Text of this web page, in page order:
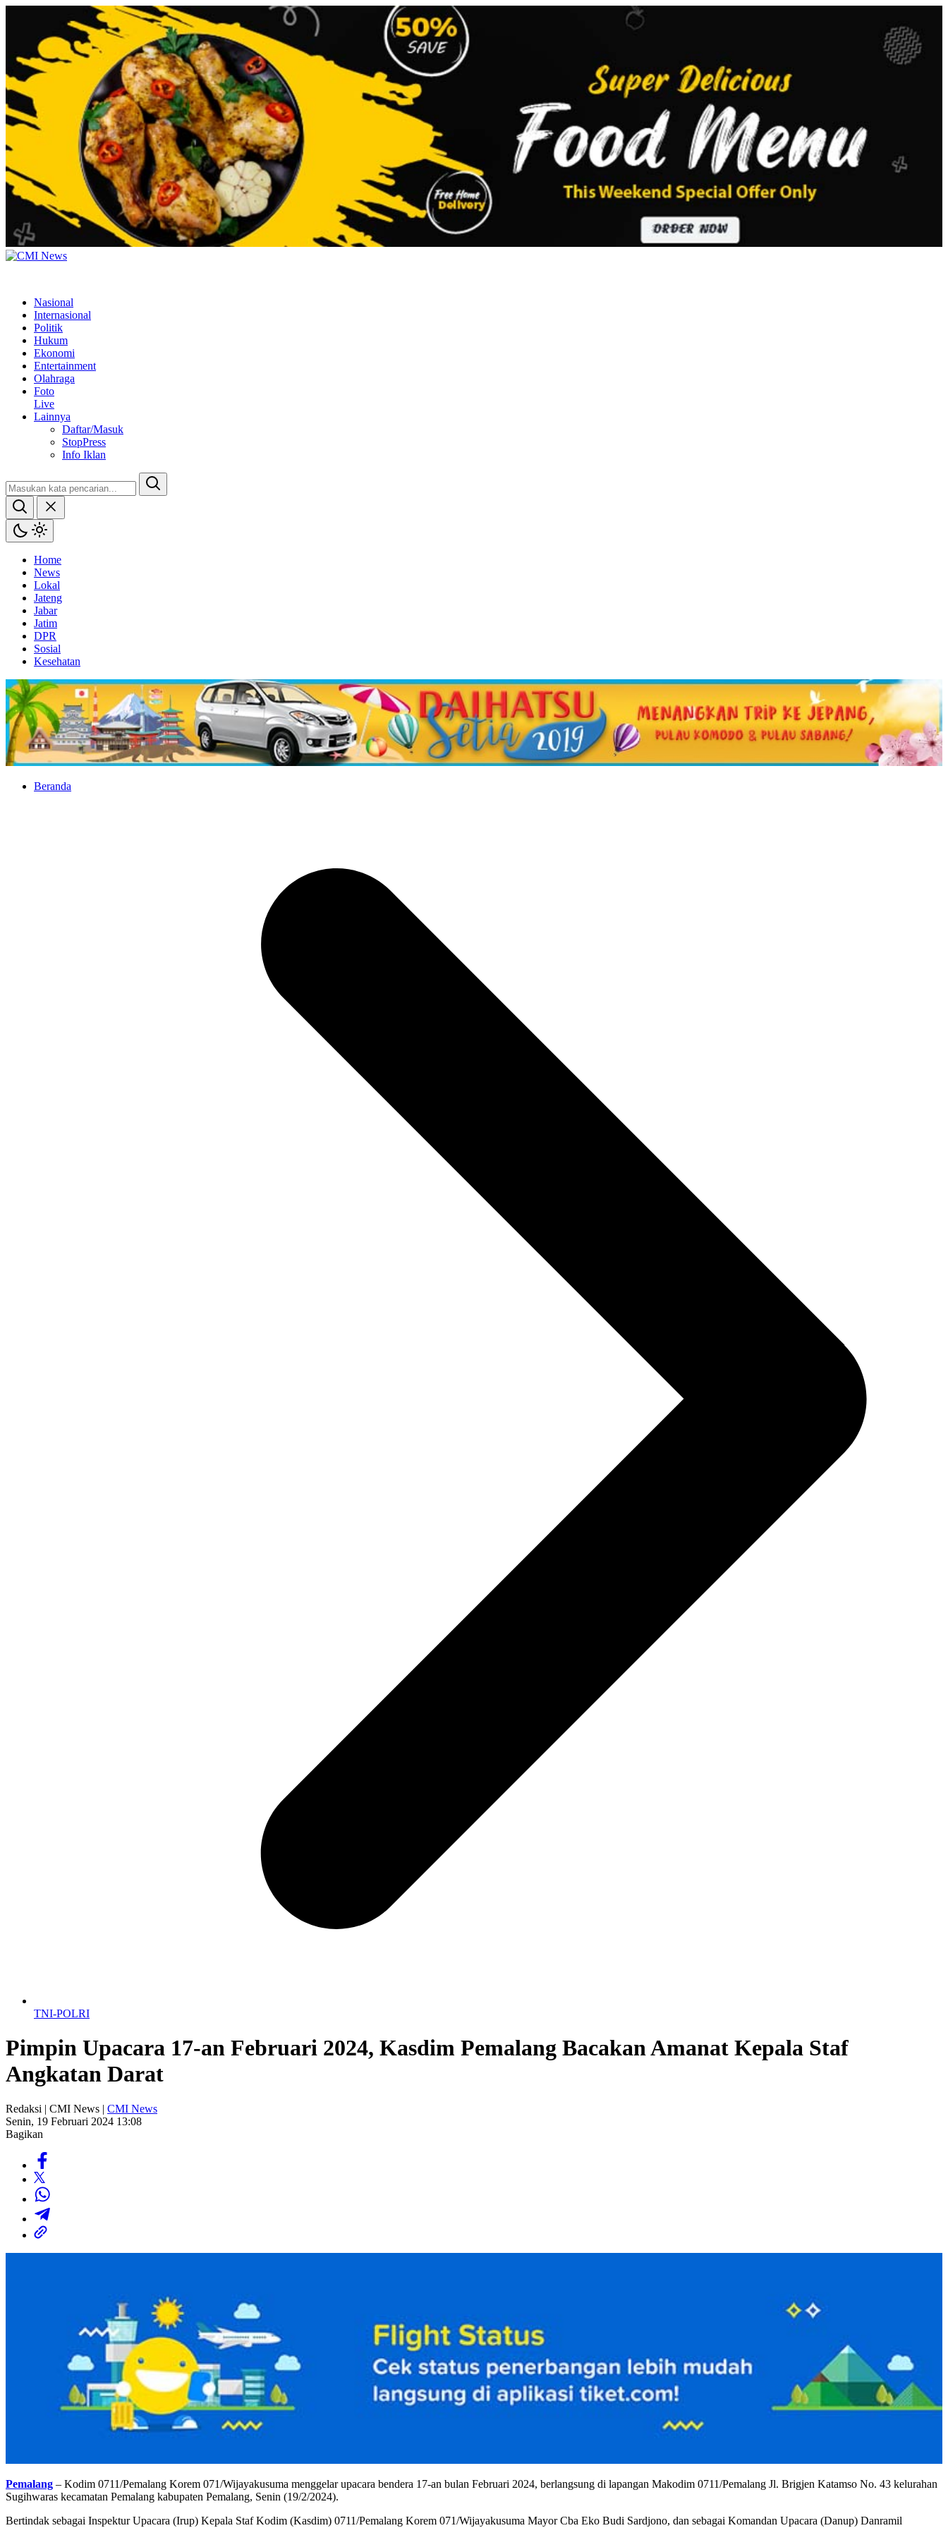
Nasional
Internasional
Politik
Hukum
Ekonomi
Entertainment
Olahraga
Foto
Live
Lainnya
Daftar/Masuk
StopPress
Info Iklan
Home
News
Lokal
Jateng
Jabar
Jatim
DPR
Sosial
Kesehatan
Beranda
TNI-POLRI
Pimpin Upacara 17-an Februari 2024, Kasdim Pemalang Bacakan Amanat Kepala Staf
Angkatan Darat
Redaksi | CMI News | CMI News
Senin, 19 Februari 2024 13:08
Bagikan
Pemalang – Kodim 0711/Pemalang Korem 071/Wijayakusuma menggelar upacara bendera 17-an bulan Februari 2024, berlangsung di lapangan Makodim 0711/Pemalang Jl. Brigjen Katamso No. 43 kelurahan
Sugihwaras kecamatan Pemalang kabupaten Pemalang, Senin (19/2/2024).
Bertindak sebagai Inspektur Upacara (Irup) Kepala Staf Kodim (Kasdim) 0711/Pemalang Korem 071/Wijayakusuma Mayor Cba Eko Budi Sardjono, dan sebagai Komandan Upacara (Danup) Danramil